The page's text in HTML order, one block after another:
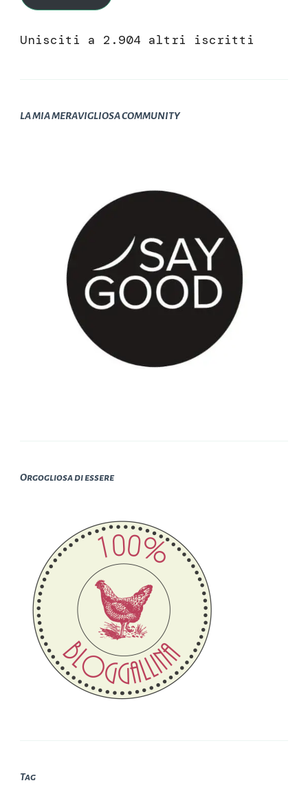
Unisciti a 2.904 altri iscritti
LA MIA MERAVIGLIOSA COMMUNITY
Orgogliosa di essere
Tag